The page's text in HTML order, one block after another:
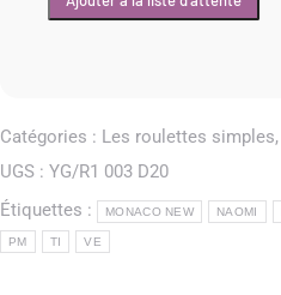
Catégories : Les roulettes simples,
UGS : YG/R1 003 D20
Étiquettes :
MONACO NEW NAOMI
PM TI VE